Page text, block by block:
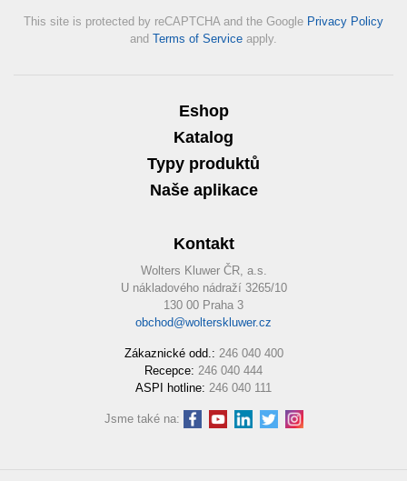
This site is protected by reCAPTCHA and the Google Privacy Policy
and Terms of Service apply.
Eshop
Katalog
Typy produktů
Naše aplikace
Kontakt
Wolters Kluwer ČR, a.s.
U nákladového nádraží 3265/10
130 00 Praha 3
obchod@wolterskluwer.cz
Zákaznické odd.: 246 040 400
Recepce: 246 040 444
ASPI hotline: 246 040 111
Jsme také na: